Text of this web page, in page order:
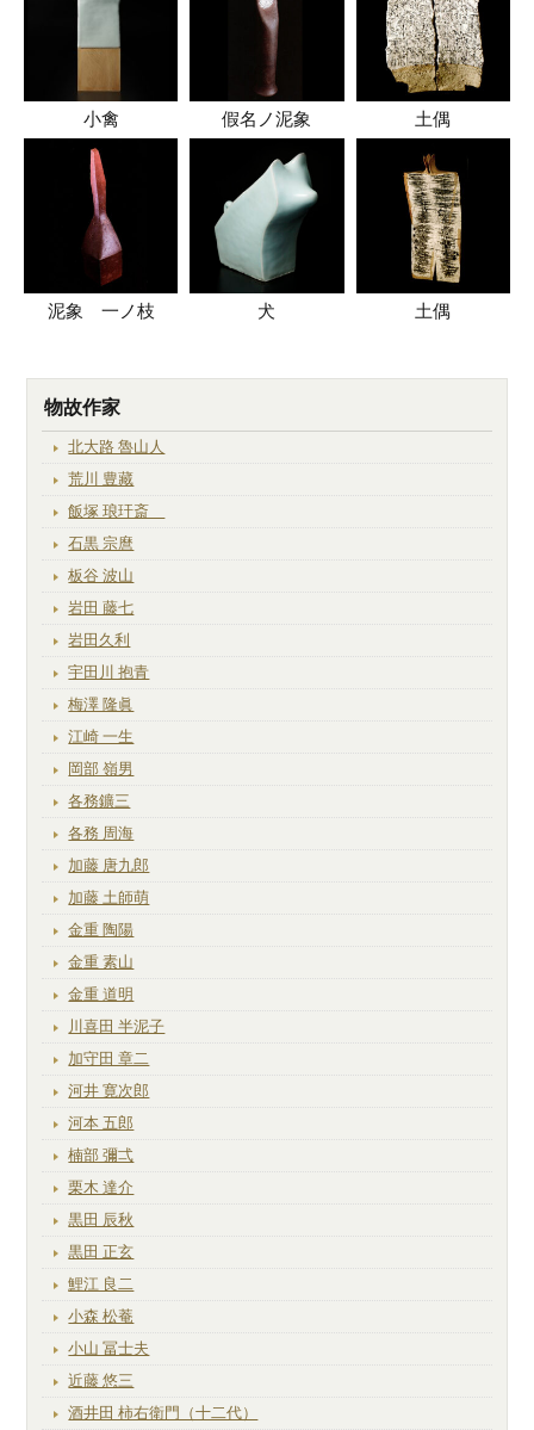
小禽 假名ノ泥象 土偶
泥象 一ノ枝 犬 土偶
物故作家
北大路 魯山人
荒川 豊藏
飯塚 琅玕斎
石黒 宗麿
板谷 波山
岩田 藤七
岩田久利
宇田川 抱青
梅澤 隆眞
江崎 一生
岡部 嶺男
各務鑛三
各務 周海
加藤 唐九郎
加藤 土師萌
金重 陶陽
金重 素山
金重 道明
川喜田 半泥子
加守田 章二
河井 寛次郎
河本 五郎
楠部 彌弌
栗木 達介
黒田 辰秋
黒田 正玄
鯉江 良二
小森 松菴
小山 冨士夫
近藤 悠三
酒井田 柿右衛門（十二代）